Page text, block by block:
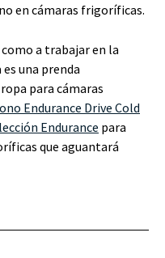
en cámaras frigoríficas.
a trabajar en la
una prenda
para cámaras
Endurance Drive Cold
Endurance para
que aguantará